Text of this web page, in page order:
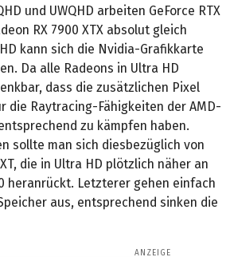
und UWQHD arbeiten GeForce RTX
RX 7900 XTX absolut gleich
kann sich die Nvidia-Grafikkarte
Da alle Radeons in Ultra HD
dass die zusätzlichen Pixel
die Raytracing-Fähigkeiten der AMD-
zu kämpfen haben.
sollte man sich diesbezüglich von
die in Ultra HD plötzlich näher an
heranrückt. Letzterer gehen einfach
aus, entsprechend sinken die